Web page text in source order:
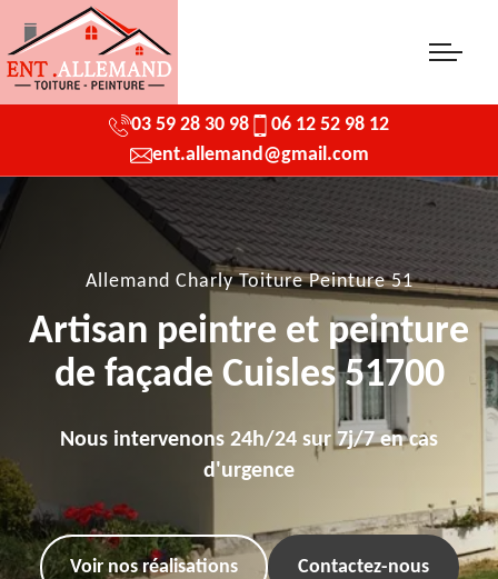
03 59 28 30 98
06 12 52 98 12
ent.allemand@gmail.com
Allemand Charly Toiture Peinture 51
Artisan peintre et peinture
de façade Cuisles 51700
Nous intervenons 24h/24 sur 7j/7 en cas
d'urgence
Voir nos réalisations Contactez-nous